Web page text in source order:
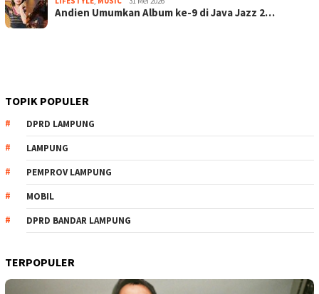
Andien Umumkan Album ke-9 di Java Jazz 2…
TOPIK POPULER
DPRD LAMPUNG
LAMPUNG
PEMPROV LAMPUNG
MOBIL
DPRD BANDAR LAMPUNG
TERPOPULER